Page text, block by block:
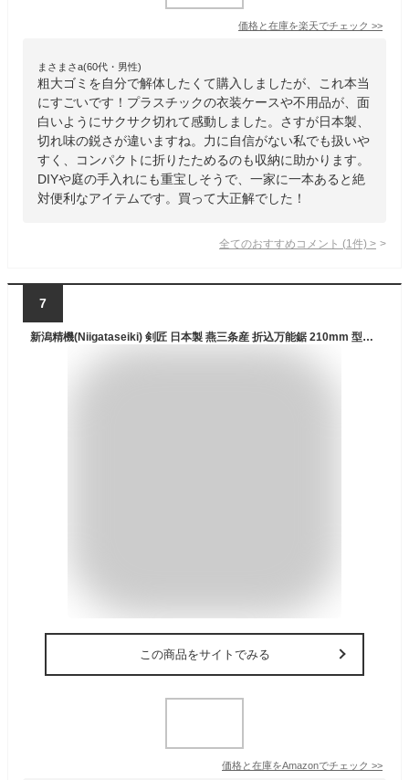
価格と在庫を楽天でチェック >>
まさまさa(60代・男性)
粗大ゴミを自分で解体したくて購入しましたが、これ本当
にすごいです！プラスチックの衣装ケースや不用品が、面
白いようにサクサク切れて感動しました。さすが日本製、
切れ味の鋭さが違いますね。力に自信がない私でも扱いや
すく、コンパクトに折りたためるのも収納に助かります。
DIYや庭の手入れにも重宝しそうで、一家に一本あると絶
対便利なアイテムです。買って大正解でした！
全てのおすすめコメント (1 件) >
7
新潟精機(Niigataseiki) 剣匠 日本製 燕三条産 折込万能鋸 210mm 型枠/生木/一般木材/集成材 切断用
この商品をサイトでみる
価格と在庫をAmazonでチェック >>